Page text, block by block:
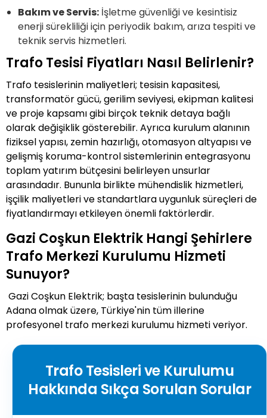
Bakım ve Servis: İşletme güvenliği ve kesintisiz
enerji sürekliliği için periyodik bakım, arıza tespiti ve
teknik servis hizmetleri.
Trafo Tesisi Fiyatları Nasıl Belirlenir?
Trafo tesislerinin maliyetleri; tesisin kapasitesi,
transformatör gücü, gerilim seviyesi, ekipman kalitesi
ve proje kapsamı gibi birçok teknik detaya bağlı
olarak değişiklik gösterebilir. Ayrıca kurulum alanının
fiziksel yapısı, zemin hazırlığı, otomasyon altyapısı ve
gelişmiş koruma-kontrol sistemlerinin entegrasyonu
toplam yatırım bütçesini belirleyen unsurlar
arasındadır. Bununla birlikte mühendislik hizmetleri,
işçilik maliyetleri ve standartlara uygunluk süreçleri de
fiyatlandırmayı etkileyen önemli faktörlerdir.
Gazi Coşkun Elektrik Hangi Şehirlere
Trafo Merkezi Kurulumu Hizmeti
Sunuyor?
Gazi Coşkun Elektrik; başta tesislerinin bulunduğu
Adana olmak üzere, Türkiye'nin tüm illerine
profesyonel trafo merkezi kurulumu hizmeti veriyor.
Trafo Tesisleri ve Kurulumu
Hakkında Sıkça Sorulan Sorular